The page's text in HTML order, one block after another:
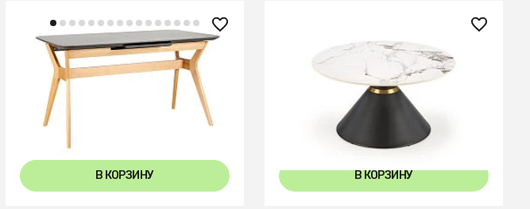
32 100 ₽
Стол раздвиж. Нарвик Ceramic
120-150 Automatic Natur/Dark
marble
В КОРЗИНУ
19 420 ₽
Стол журнальный Halmar
GORETTI (белый мрамор/черный)
В КОРЗИНУ